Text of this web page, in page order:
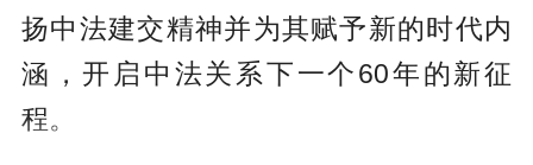
扬中法建交精神并为其赋予新的时代内
涵，开启中法关系下一个60年的新征
程。